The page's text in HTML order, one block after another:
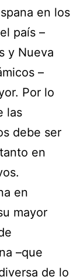
en los
país –
y Nueva
–
Por lo
las
debe ser
en
en
mayor
–que
de lo